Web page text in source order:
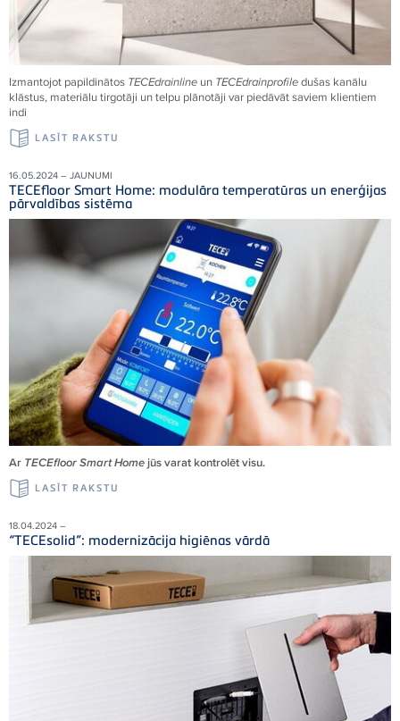
Izmantojot papildinātos TECEdrainline un TECEdrainprofiledušas kanālu
klāstus, materiālu tirgotāji un telpu plānotāji var piedāvāt saviem klientiem
indi
LASĪT RAKSTU
16.05.2024 – JAUNUMI
TECEfloor Smart Home: modulāra temperatūras un enerģijas
pārvaldības sistēma
Ar TECEfloor Smart Homejūs varat kontrolēt visu.
LASĪT RAKSTU
18.04.2024 –
“TECEsolid”: modernizācija higiēnas vārdā